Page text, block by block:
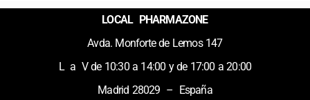
LOCAL PHARMAZONE
Avda. Monforte de Lemos 147
L a V de 10:30 a 14:00 y de 17:00 a 20:00
Madrid 28029 – España